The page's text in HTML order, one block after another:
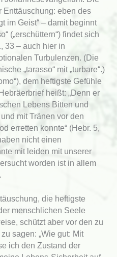
Enttäuschung: eben des
im Geist“ – damit beginnt
(„erschüttern“) findet sich
33 – auch hier in
Turbulenzen. (Die
„tarasso“ mit „turbare“.)
dem heftigste Gefühle
heißt: „Denn er
Lebens Bitten und
mit Tränen vor den
erretten konnte“ (Hebr. 5,
nicht einen
mit leiden mit unserer
worden ist in allem
die heftigste
menschlichen Seele
schützt aber vor den zu
sagen: „Wie gut: Mit
ich den Zustand der